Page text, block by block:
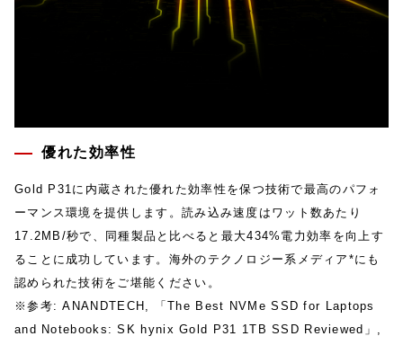
優れた効率性
Gold P31に内蔵された優れた効率性を保つ技術で最⾼のパフォ
ーマンス環境を提供します。読み込み速度はワット数あたり
17.2MB/秒で、同種製品と⽐べると最⼤434%電⼒効率を向上す
ることに成功しています。海外のテクノロジー系メディア*にも
認められた技術をご堪能ください。
※参考: ANANDTECH, 「The Best NVMe SSD for Laptops
and Notebooks: SK hynix Gold P31 1TB SSD Reviewed」,